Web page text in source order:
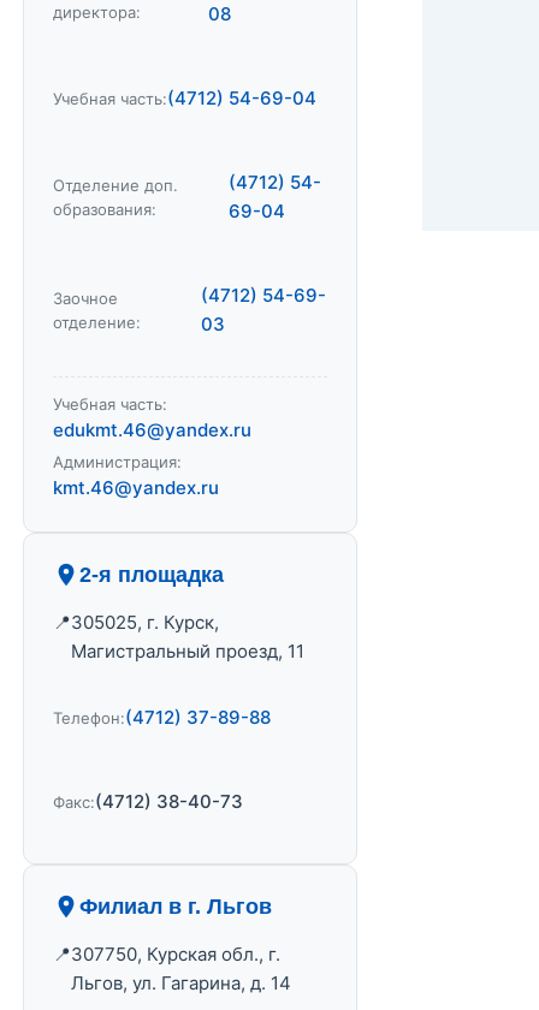
директора:
08
Учебная часть:(4712) 54-69-04
Отделение доп.
образования:
(4712) 54-
69-04
Заочное
отделение:
(4712) 54-69-
03
Учебная часть:
edukmt.46@yandex.ru
Администрация:
kmt.46@yandex.ru
2-я площадка
305025, г. Курск,
Магистральный проезд, 11
Телефон:(4712) 37-89-88
Факс:(4712) 38-40-73
Филиал в г. Льгов
307750, Курская обл., г.
Льгов, ул. Гагарина, д. 14